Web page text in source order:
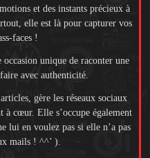
et des instants précieux à
elle est là pour capturer vos
faces !
unique de raconter une
avec authenticité.
gère les réseaux sociaux
à cœur. Elle s’occupe également
lui en voulez pas si elle n’a pas
mails ! ^^’ ).